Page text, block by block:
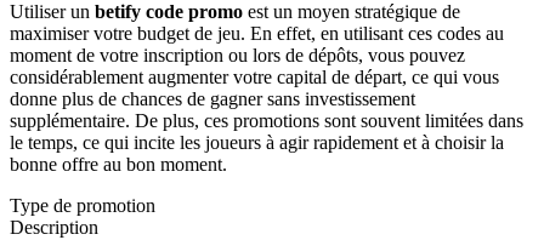
Utiliser un betify code promo est un moyen stratégique de
maximiser votre budget de jeu. En effet, en utilisant ces codes au
moment de votre inscription ou lors de dépôts, vous pouvez
considérablement augmenter votre capital de départ, ce qui vous
donne plus de chances de gagner sans investissement
supplémentaire. De plus, ces promotions sont souvent limitées dans
le temps, ce qui incite les joueurs à agir rapidement et à choisir la
bonne offre au bon moment.
Type de promotion
Description